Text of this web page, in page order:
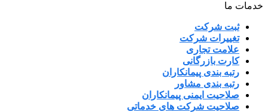
خدمات ما
ثبت شرکت
تغییرات شرکت
علامت تجاری
کارت بازرگانی
رتبه بندی پیمانکاران
رتبه بندی مشاور
صلاحیت ایمنی پیمانکاران
صلاحیت شرکت های خدماتی